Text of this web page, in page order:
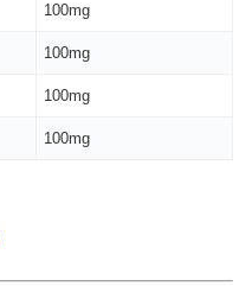
100mg
100mg
100mg
100mg